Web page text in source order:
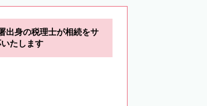
出身の税理士が相続をサ
たします